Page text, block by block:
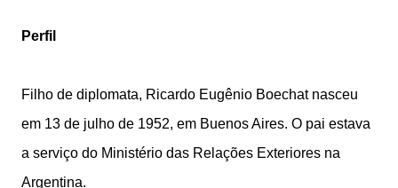
Perfil
Filho de diplomata, Ricardo Eugênio Boechat nasceu
em 13 de julho de 1952, em Buenos Aires. O pai estava
a serviço do Ministério das Relações Exteriores na
Argentina.